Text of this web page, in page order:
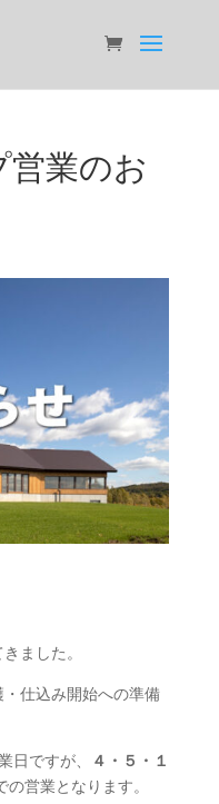
営業のお
ました。
仕込み開始への準備
日ですが、
４・５・１
の営業となります。